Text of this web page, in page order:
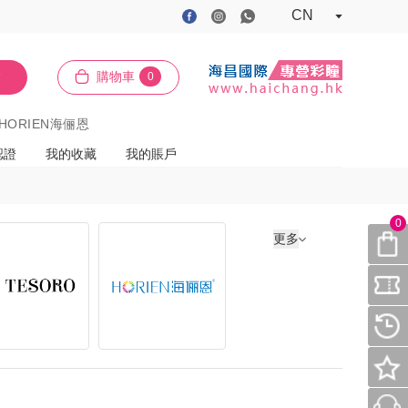
CN
購物車 0
HORIEN海俪恩
證 我的收藏 我的賬戶
更多
0